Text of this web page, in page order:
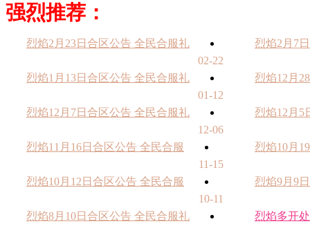
强烈推荐：
烈焰2月23日合区公告 全民合服礼
02-22
烈焰2月7
烈焰1月13日合区公告 全民合服礼
01-12
烈焰12月
烈焰12月7日合区公告 全民合服礼
12-06
烈焰12月5
烈焰11月16日合区公告 全民合服
11-15
烈焰10月
烈焰10月12日合区公告 全民合服
10-11
烈焰9月9
烈焰8月10日合区公告 全民合服礼
烈焰多开